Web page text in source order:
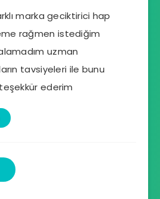
marka geciktirici hap
rağmen istediğim
uzman
tavsiyeleri ile bunu
ederim